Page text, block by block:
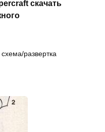
скачать
развертка